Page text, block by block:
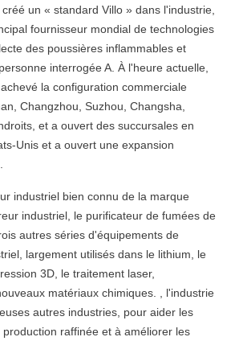
un « standard Villo » dans l'industrie,
fournisseur mondial de technologies
des poussières inflammables et
interrogée A. À l'heure actuelle,
la configuration commerciale
Changzhou, Suzhou, Changsha,
et a ouvert des succursales en
Unis et a ouvert une expansion
industriel bien connu de la marque
industriel, le purificateur de fumées de
autres séries d'équipements de
largement utilisés dans le lithium, le
3D, le traitement laser,
matériaux chimiques. , l'industrie
autres industries, pour aider les
raffinée et à améliorer les